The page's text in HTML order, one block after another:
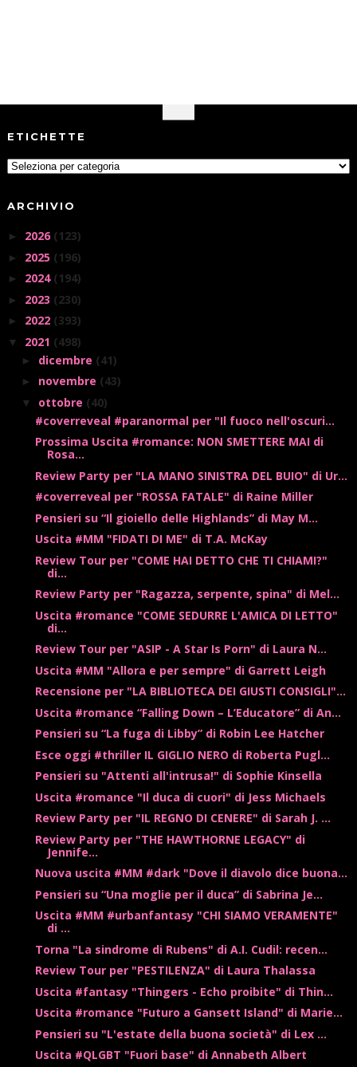
ETICHETTE
ARCHIVIO
► 2026 (123)
► 2025 (196)
► 2024 (194)
► 2023 (230)
► 2022 (393)
▼ 2021 (498)
► dicembre (41)
► novembre (43)
▼ ottobre (40)
#coverreveal #paranormal per "Il fuoco nell'oscuri...
Prossima Uscita #romance: NON SMETTERE MAI di
Rosa...
Review Party per "LA MANO SINISTRA DEL BUIO" di Ur...
#coverreveal per "ROSSA FATALE" di Raine Miller
Pensieri su “Il gioiello delle Highlands” di May M...
Uscita #MM "FIDATI DI ME" di T.A. McKay
Review Tour per "COME HAI DETTO CHE TI CHIAMI?"
di...
Review Party per "Ragazza, serpente, spina" di Mel...
Uscita #romance "COME SEDURRE L'AMICA DI LETTO"
di...
Review Tour per "ASIP - A Star Is Porn" di Laura N...
Uscita #MM "Allora e per sempre" di Garrett Leigh
Recensione per "LA BIBLIOTECA DEI GIUSTI CONSIGLI"...
Uscita #romance “Falling Down – L’Educatore” di An...
Pensieri su “La fuga di Libby” di Robin Lee Hatcher
Esce oggi #thriller IL GIGLIO NERO di Roberta Pugl...
Pensieri su "Attenti all'intrusa!" di Sophie Kinsella
Uscita #romance "Il duca di cuori" di Jess Michaels
Review Party per "IL REGNO DI CENERE" di Sarah J. ...
Review Party per "THE HAWTHORNE LEGACY" di
Jennife...
Nuova uscita #MM #dark "Dove il diavolo dice buona...
Pensieri su “Una moglie per il duca” di Sabrina Je...
Uscita #MM #urbanfantasy "CHI SIAMO VERAMENTE"
di ...
Torna "La sindrome di Rubens" di A.I. Cudil: recen...
Review Tour per "PESTILENZA" di Laura Thalassa
Uscita #fantasy "Thingers - Echo proibite" di Thin...
Uscita #romance "Futuro a Gansett Island" di Marie...
Pensieri su "L'estate della buona società" di Lex ...
Uscita #QLGBT "Fuori base" di Annabeth Albert